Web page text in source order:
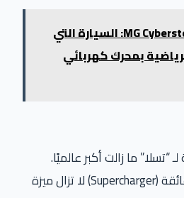
مراجعة MG Cyberster: السيارة التي
بمحرك كهربائي
“تسلا” ما زالت أكبر عالميًا.
شبكة شحن تسلا الفائقة (Supercharger) لا تزال ميزة